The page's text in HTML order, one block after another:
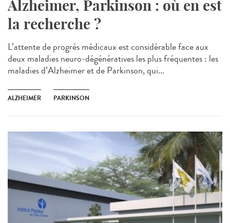
Alzheimer, Parkinson : où en est
la recherche ?
L’attente de progrès médicaux est considérable face aux
deux maladies neuro-dégénératives les plus fréquentes : les
maladies d’Alzheimer et de Parkinson, qui...
ALZHEIMER PARKINSON